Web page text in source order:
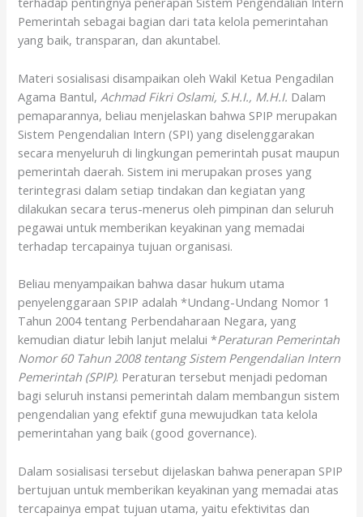
Pemerintah sebagai bagian dari tata kelola pemerintahan
yang baik, transparan, dan akuntabel.
Materi sosialisasi disampaikan oleh Wakil Ketua Pengadilan
Agama Bantul, Achmad Fikri Oslami, S.H.I., M.H.I. Dalam
pemaparannya, beliau menjelaskan bahwa SPIP merupakan
Sistem Pengendalian Intern (SPI) yang diselenggarakan
secara menyeluruh di lingkungan pemerintah pusat maupun
pemerintah daerah. Sistem ini merupakan proses yang
terintegrasi dalam setiap tindakan dan kegiatan yang
dilakukan secara terus-menerus oleh pimpinan dan seluruh
pegawai untuk memberikan keyakinan yang memadai
terhadap tercapainya tujuan organisasi.
Beliau menyampaikan bahwa dasar hukum utama
penyelenggaraan SPIP adalah *Undang-Undang Nomor 1
Tahun 2004 tentang Perbendaharaan Negara, yang
kemudian diatur lebih lanjut melalui *Peraturan Pemerintah
Nomor 60 Tahun 2008 tentang Sistem Pengendalian Intern
Pemerintah (SPIP). Peraturan tersebut menjadi pedoman
bagi seluruh instansi pemerintah dalam membangun sistem
pengendalian yang efektif guna mewujudkan tata kelola
pemerintahan yang baik (good governance).
Dalam sosialisasi tersebut dijelaskan bahwa penerapan SPIP
bertujuan untuk memberikan keyakinan yang memadai atas
tercapainya empat tujuan utama, yaitu efektivitas dan